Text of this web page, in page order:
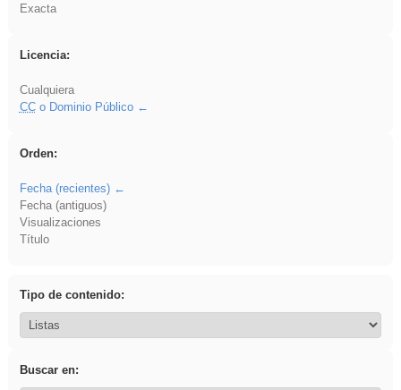
Exacta
Licencia:
Cualquiera
CCo Dominio Público
Orden:
Fecha (recientes)
Fecha (antiguos)
Visualizaciones
Título
Tipo de contenido:
Buscar en: